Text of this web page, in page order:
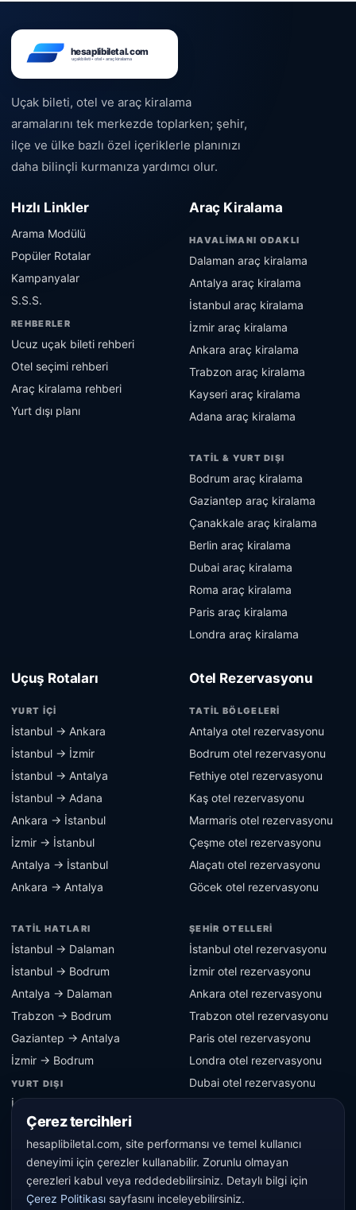
Uçak bileti, otel ve araç kiralama
aramalarını tek merkezde toplarken; şehir,
ilçe ve ülke bazlı özel içeriklerle planınızı
daha bilinçli kurmanıza yardımcı olur.
Hızlı Linkler
Arama Modülü
Popüler Rotalar
Kampanyalar
S.S.S.
REHBERLER
Ucuz uçak bileti rehberi
Otel seçimi rehberi
Araç kiralama rehberi
Yurt dışı planı
Araç Kiralama
HAVALIMANI ODAKLI
Dalaman araç kiralama
Antalya araç kiralama
İstanbul araç kiralama
İzmir araç kiralama
Ankara araç kiralama
Trabzon araç kiralama
Kayseri araç kiralama
Adana araç kiralama
TATIL & YURT DIŞI
Bodrum araç kiralama
Gaziantep araç kiralama
Çanakkale araç kiralama
Berlin araç kiralama
Dubai araç kiralama
Roma araç kiralama
Paris araç kiralama
Londra araç kiralama
Uçuş Rotaları
YURT İÇI
İstanbul → Ankara
İstanbul → İzmir
İstanbul → Antalya
İstanbul → Adana
Ankara → İstanbul
İzmir → İstanbul
Antalya → İstanbul
Ankara → Antalya
TATIL HATLARI
İstanbul → Dalaman
İstanbul → Bodrum
Antalya → Dalaman
Trabzon → Bodrum
Gaziantep → Antalya
İzmir → Bodrum
YURT DIŞI
İstanbul → Berlin
İstanbul → Paris
İstanbul → Londra
İstanbul → Dubai
Otel Rezervasyonu
TATIL BÖLGELERI
Antalya otel rezervasyonu
Bodrum otel rezervasyonu
Fethiye otel rezervasyonu
Kaş otel rezervasyonu
Marmaris otel rezervasyonu
Çeşme otel rezervasyonu
Alaçatı otel rezervasyonu
Göcek otel rezervasyonu
ŞEHIR OTELLERI
İstanbul otel rezervasyonu
İzmir otel rezervasyonu
Ankara otel rezervasyonu
Trabzon otel rezervasyonu
Paris otel rezervasyonu
Londra otel rezervasyonu
Dubai otel rezervasyonu
Çerez tercihleri
hesaplibiletal.com, site performansı ve temel kullanıcı
deneyimi için çerezler kullanabilir. Zorunlu olmayan
çerezleri kabul veya reddedebilirsiniz. Detaylı bilgi için
Çerez Politikası sayfasını inceleyebilirsiniz.